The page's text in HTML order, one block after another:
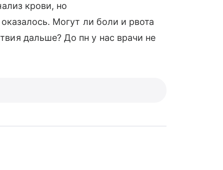
крови, но
Могут ли боли и рвота
дальше? До пн у нас врачи не